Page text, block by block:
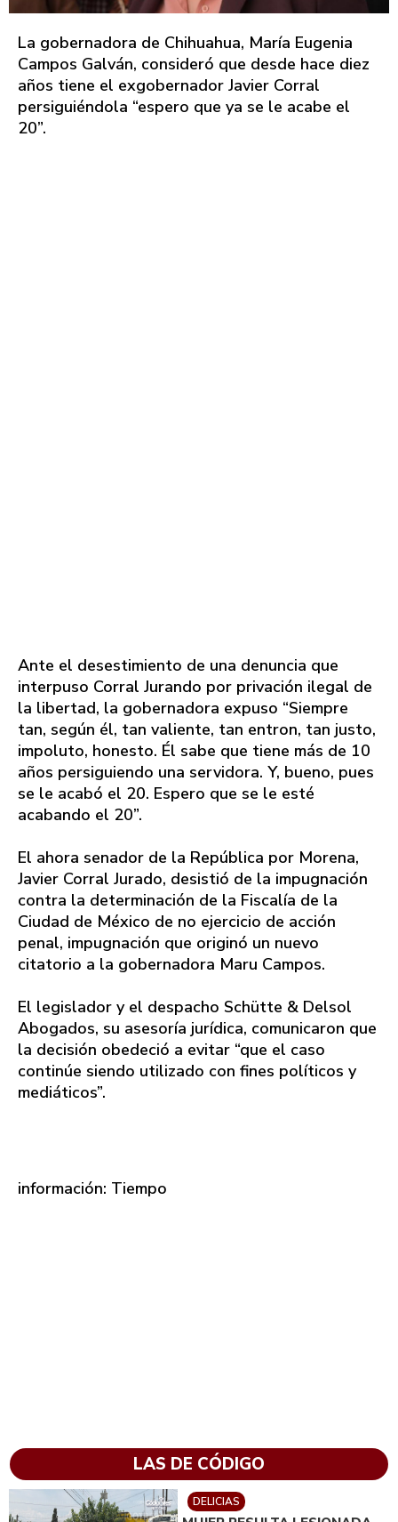
La gobernadora de Chihuahua, María Eugenia
Campos Galván, consideró que desde hace diez
años tiene el exgobernador Javier Corral
persiguiéndola “espero que ya se le acabe el
20”.
Ante el desestimiento de una denuncia que
interpuso Corral Jurando por privación ilegal de
la libertad, la gobernadora expuso “Siempre
tan, según él, tan valiente, tan entron, tan justo,
impoluto, honesto. Él sabe que tiene más de 10
años persiguiendo una servidora. Y, bueno, pues
se le acabó el 20. Espero que se le esté
acabando el 20”.
El ahora senador de la República por Morena,
Javier Corral Jurado, desistió de la impugnación
contra la determinación de la Fiscalía de la
Ciudad de México de no ejercicio de acción
penal, impugnación que originó un nuevo
citatorio a la gobernadora Maru Campos.
El legislador y el despacho Schütte & Delsol
Abogados, su asesoría jurídica, comunicaron que
la decisión obedeció a evitar “que el caso
continúe siendo utilizado con fines políticos y
mediáticos”.
información: Tiempo
LAS DE CÓDIGO
DELICIAS